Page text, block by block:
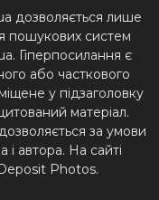
дозволяється лише
пошукових систем
Гіперпосилання є
або часткового
у підзаголовку
матеріал.
за умови
автора. На сайті
Photos.